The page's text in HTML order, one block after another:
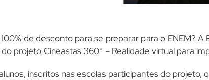
de desconto para se preparar para o ENEM?
projeto Cineastas 360° – Realidade virtual para
inscritos nas escolas participantes do projeto,